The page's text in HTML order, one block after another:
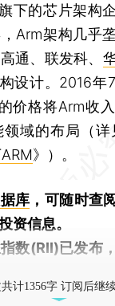
的芯片架构企
Arm架构几乎
通、联发科、
设计。2016年
价格将Arm收
域的布局（
》）。
库 ，可随时查
资信息。
数(RII)已发布，
计1356字 订阅后继